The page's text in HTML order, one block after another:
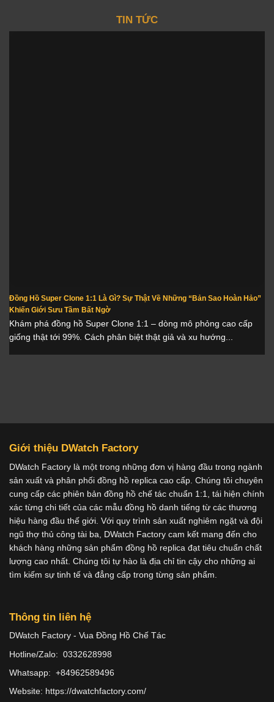
TIN TỨC
Đồng Hồ Super Clone 1:1 Là Gì? Sự Thật Về Những “Bản Sao Hoàn Hảo”
Khiến Giới Sưu Tầm Bất Ngờ
Khám phá đồng hồ Super Clone 1:1 – dòng mô phỏng cao cấp
giống thật tới 99%. Cách phân biệt thật giả và xu hướng...
Giới thiệu DWatch Factory
DWatch Factory là một trong những đơn vị hàng đầu trong ngành
sản xuất và phân phối đồng hồ replica cao cấp. Chúng tôi chuyên
cung cấp các phiên bản đồng hồ chế tác chuẩn 1:1, tái hiện chính
xác từng chi tiết của các mẫu đồng hồ danh tiếng từ các thương
hiệu hàng đầu thế giới. Với quy trình sản xuất nghiêm ngặt và đội
ngũ thợ thủ công tài ba, DWatch Factory cam kết mang đến cho
khách hàng những sản phẩm đồng hồ replica đạt tiêu chuẩn chất
lượng cao nhất. Chúng tôi tự hào là địa chỉ tin cậy cho những ai
tìm kiếm sự tinh tế và đẳng cấp trong từng sản phẩm.
Thông tin liên hệ
DWatch Factory - Vua Đồng Hồ Chế Tác
Hotline/Zalo: 0332628998
Whatsapp: +84962589496
Website: https://dwatchfactory.com/